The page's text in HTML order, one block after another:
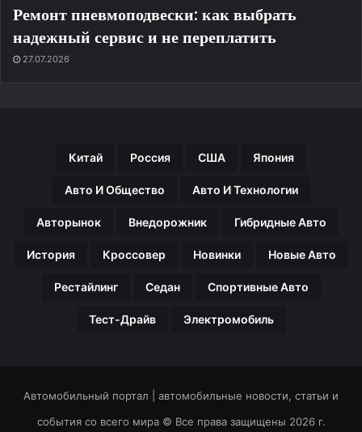
Ремонт пневмоподвески: как выбрать
надежный сервис и не переплатить
27.07.2026
Китай Россия США Япония
Авто И Общество Авто И Технологии
Авторынок Внедорожник Гибридные Авто
История Кроссовер Новинки Новые Авто
Рестайлинг Седан Спортивные Авто
Тест-Драйв Электромобиль
Автомобильный портал | автомобильные новости, статьи и
события со всего мира © Все права защищены 2026 г.